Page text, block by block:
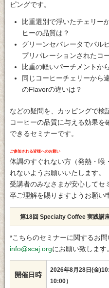
ピングです。
比重選別で浮いたチェリー
ヒーの品質は？
グリーンセパレータでパル
プリパレーションされたコ
比重の軽いパーチメントか
同じコーヒーチェリーから
のFlavorの違いは？
などの疑問を、カッピングで検
コーヒーの品質に与える効果
できるセミナーです。
ご参加される皆様へのお願い
体調のすぐれない方（発熱・喉
れないようお願いいたします。
受講者のみなさまが安心してセ
卒ご理解を賜りますようお願い
第18回 Specialty Coffee 実践講
*こちらのセミナーに関するお
info@scaj.orgにお願い致します。
開催日時
2026年8月28日(金
10:00）